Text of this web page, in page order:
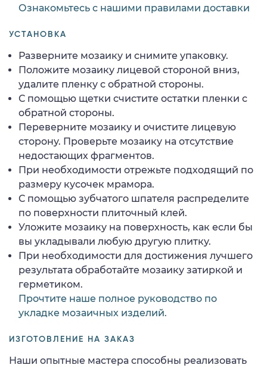
Ознакомьтесь с нашими правилами доставки
УСТАНОВКА
Разверните мозаику и снимите упаковку.
Положите мозаику лицевой стороной вниз,
удалите пленку с обратной стороны.
С помощью щетки счистите остатки пленки с
обратной стороны.
Переверните мозаику и очистите лицевую
сторону. Проверьте мозаику на отсутствие
недостающих фрагментов.
При необходимости отрежьте подходящий по
размеру кусочек мрамора.
С помощью зубчатого шпателя распределите
по поверхности плиточный клей.
Уложите мозаику на поверхность, как если бы
вы укладывали любую другую плитку.
При необходимости для достижения лучшего
результата обработайте мозаику затиркой и
герметиком.
Прочтите наше полное руководство по
укладке мозаичных изделий.
ИЗГОТОВЛЕНИЕ НА ЗАКАЗ
Наши опытные мастера способны реализовать